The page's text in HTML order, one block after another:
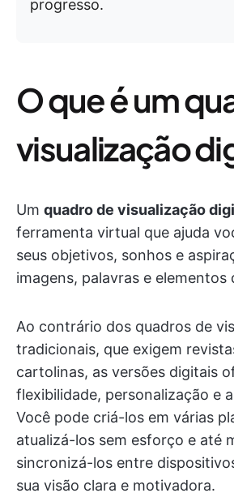
progresso.
O que é um
visualização
Um quadro de visualização
ferramenta virtual que ajuda
seus objetivos, sonhos e
imagens, palavras e elementos
Ao contrário dos quadros de
tradicionais, que exigem
cartolinas, as versões digitais
flexibilidade, personalização e
Você pode criá-los em várias
atualizá-los sem esforço e até
sincronizá-los entre
sua visão clara e motivadora.